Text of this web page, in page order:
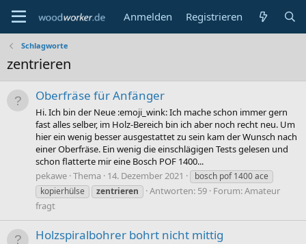
Anmelden Registrieren
Schlagworte
zentrieren
Oberfräse für Anfänger
Hi. Ich bin der Neue :emoji_wink: Ich mache schon immer gern
fast alles selber, im Holz-Bereich bin ich aber noch recht neu. Um
hier ein wenig besser ausgestattet zu sein kam der Wunsch nach
einer Oberfräse. Ein wenig die einschlägigen Tests gelesen und
schon flatterte mir eine Bosch POF 1400...
pekawe Thema 14. Dezember 2021
bosch pof 1400 ace
kopierhülse
zentrieren Antworten: 59 Forum:Amateur
fragt
Holzspiralbohrer bohrt nicht mittig